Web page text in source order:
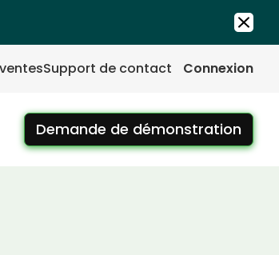
Support de contact Connexion
Demande de démonstration